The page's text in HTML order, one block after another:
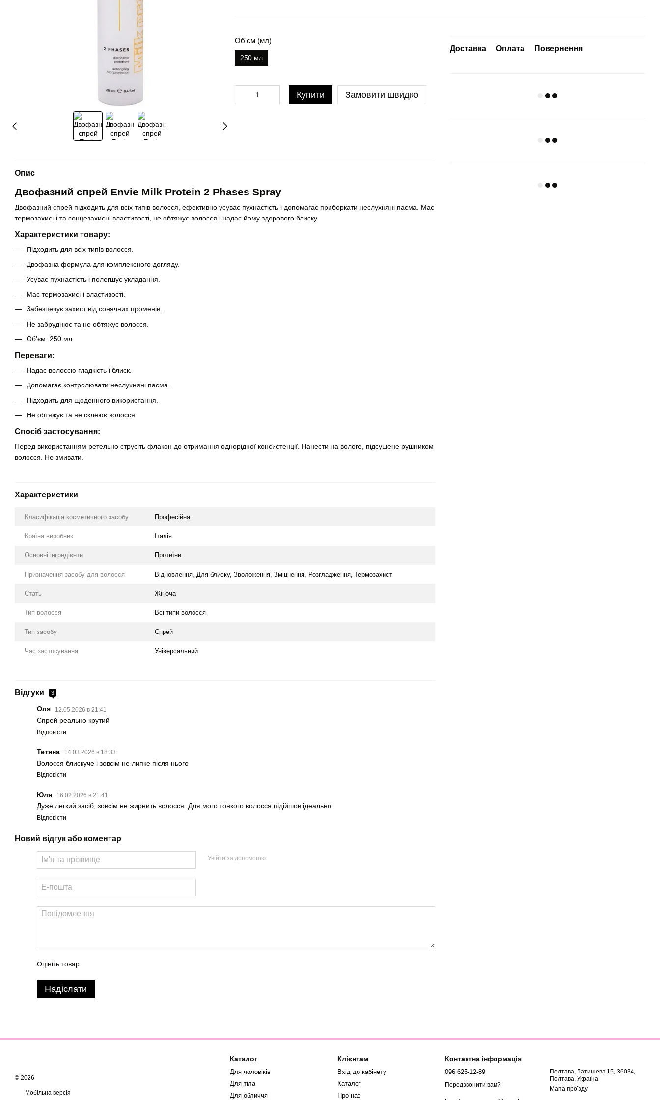
Об'єм (мл)
250 мл
Купити Замовити швидко
Доставка Оплата Повернення
Опис
Двофазний спрей Envie Milk Protein 2 Phases Spray
Двофазний спрей підходить для всіх типів волосся, ефективно усуває пухнастість і допомагає приборкати неслухняні пасма. Має
термозахисні та сонцезахисні властивості, не обтяжує волосся і надає йому здорового блиску.
Характеристики товару:
Підходить для всіх типів волосся.
Двофазна формула для комплексного догляду.
Усуває пухнастість і полегшує укладання.
Має термозахисні властивості.
Забезпечує захист від сонячних променів.
Не забруднює та не обтяжує волосся.
Об’єм: 250 мл.
Переваги:
Надає волоссю гладкість і блиск.
Допомагає контролювати неслухняні пасма.
Підходить для щоденного використання.
Не обтяжує та не склеює волосся.
Спосіб застосування:
Перед використанням ретельно струсіть флакон до отримання однорідної консистенції. Нанести на вологе, підсушене рушником
волосся. Не змивати.
Характеристики
Класифікація косметичного засобу Професійна
Країна виробник Італія
Основні інгредієнти Протеїни
Призначення засобу для волосся Відновлення, Для блиску, Зволоження, Зміцнення, Розгладження, Термозахист
Стать Жіноча
Тип волосся Всі типи волосся
Тип засобу Спрей
Час застосування Універсальний
Відгуки 3
Оля 12.05.2026 в 21:41
Спрей реально крутий
Відповісти
Тетяна 14.03.2026 в 18:33
Волосся блискуче і зовсім не липке після нього
Відповісти
Юля 16.02.2026 в 21:41
Дуже легкий засіб, зовсім не жирнить волосся. Для мого тонкого волосся підійшов ідеально
Відповісти
Новий відгук або коментар
Увійти за допомогою
Оцініть товар
Надіслати
© 2026
Мобільна версія
Каталог
Для чоловіків
Для тіла
Для обличчя
Клієнтам
Вхід до кабінету
Каталог
Про нас
Контактна інформація
096 625-12-89
Передзвонити вам?
Полтава, Латишева 15, 36034,
Полтава, Україна
Мапа проїзду